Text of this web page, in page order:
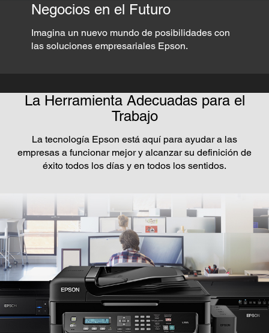
Negocios en el Futuro
Imagina un nuevo mundo de posibilidades con
las soluciones empresariales Epson.
La Herramienta Adecuadas para el
Trabajo
La tecnología Epson está aquí para ayudar a las
empresas a funcionar mejor y alcanzar su definición de
éxito todos los días y en todos los sentidos.